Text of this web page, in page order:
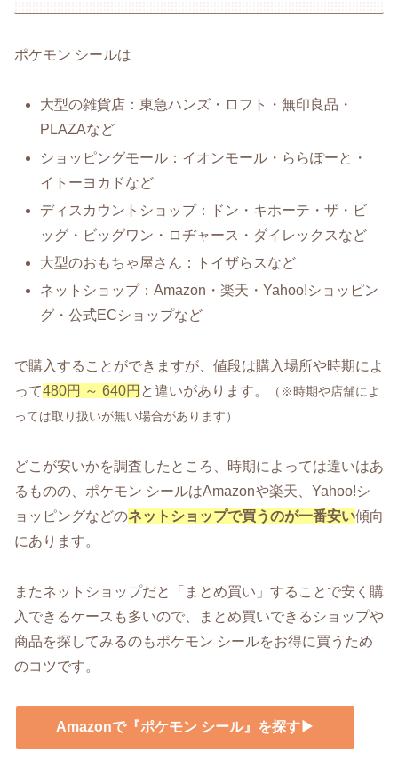
ポケモン シールは
大型の雑貨店：東急ハンズ・ロフト・無印良品・
PLAZAなど
ショッピングモール：イオンモール・ららぽーと・
イトーヨカドなど
ディスカウントショップ：ドン・キホーテ・ザ・ビ
ッグ・ビッグワン・ロヂャース・ダイレックスなど
大型のおもちゃ屋さん：トイザらスなど
ネットショップ：Amazon・楽天・Yahoo!ショッピン
グ・公式ECショップなど
で購入することができますが、値段は購入場所や時期によ
って480円 ～ 640円 と違いがあります。
（※時期や店舗によ
っては取り扱いが無い場合があります）
どこが安いかを調査したところ、時期によっては違いはあ
るものの、ポケモン シールはAmazonや楽天、Yahoo!シ
ョッピングなどのネットショップで買うのが一番安い傾向
にあります。
またネットショップだと「まとめ買い」することで安く購
入できるケースも多いので、まとめ買いできるショップや
商品を探してみるのもポケモン シールをお得に買うため
のコツです。
Amazonで『ポケモン シール』を探す▶